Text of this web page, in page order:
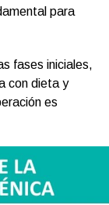
para
fases iniciales,
con dieta y
es